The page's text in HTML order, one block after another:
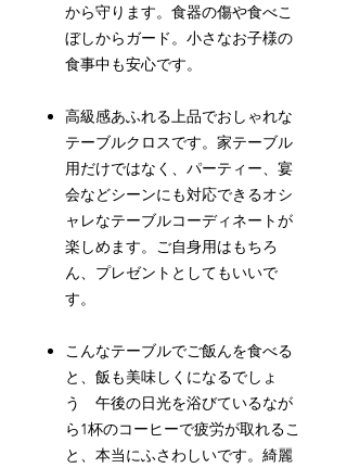
から守ります。食器の傷や食べこ
ぼしからガード。小さなお子様の
食事中も安心です。
高級感あふれる上品でおしゃれな
テーブルクロスです。家テーブル
用だけではなく、パーティー、宴
会などシーンにも対応できるオシ
ャレなテーブルコーディネートが
楽しめます。ご自身用はもちろ
ん、プレゼントとしてもいいで
す。
こんなテーブルでご飯んを食べる
と、飯も美味しくになるでしょ
う 午後の日光を浴びているなが
ら1杯のコーヒーで疲労が取れるこ
と、本当にふさわしいです。綺麗